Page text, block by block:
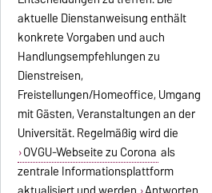
aktuelle Dienstanweisung enthält
konkrete Vorgaben und auch
Handlungsempfehlungen zu
Dienstreisen,
Freistellungen/Homeoffice, Umgang
mit Gästen, Veranstaltungen an der
Universität. Regelmäßig wird die
OVGU-Webseite zu Corona als
zentrale Informationsplattform